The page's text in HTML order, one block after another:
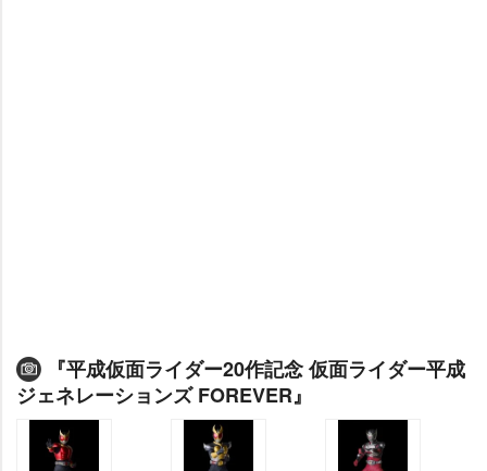
『平成仮面ライダー20作記念 仮面ライダー平成
ジェネレーションズ FOREVER』